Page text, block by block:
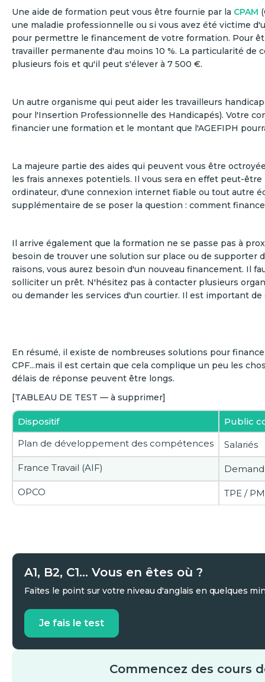
Une aide de formation peut vous être fournie par la CPAM
une maladie professionnelle ou si vous avez été victime
pour permettre le financement de votre formation. Pour
travailler permanente d'au moins 10 %. La particularité
plusieurs fois et qu'il peut s'élever à 7 500 €.
Un autre organisme qui peut aider les travailleurs
pour l'Insertion Professionnelle des Handicapés). Votre
financier une formation et le montant que l'AGEFIPH
La majeure partie des aides qui peuvent vous être
les frais annexes potentiels. Il vous sera en effet peut-
ordinateur, d'une connexion internet fiable ou tout autre
supplémentaire de se poser la question : comment
Il arrive également que la formation ne se passe pas à
besoin de trouver une solution sur place ou de supporter
raisons, vous aurez besoin d'un nouveau financement. Il
solliciter un prêt. N'hésitez pas à contacter plusieurs
ou demander les services d'un courtier. Il est important
En résumé, il existe de nombreuses solutions pour
CPF...mais il est certain que cela complique un peu les
délais de réponse peuvent être longs.
[TABLEAU DE TEST — à supprimer]
Dispositif
Public
Plan de développement des compétences
Salariés
France Travail (AIF)
OPCO TPE /
A1, B2, C1... Vous en êtes où ?
Faites le point sur votre niveau d'anglais en quelques
Je fais le test
Commencez des cours